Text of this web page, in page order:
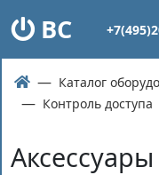
ВС
Каталог
Контроль доступа
Аксессуары